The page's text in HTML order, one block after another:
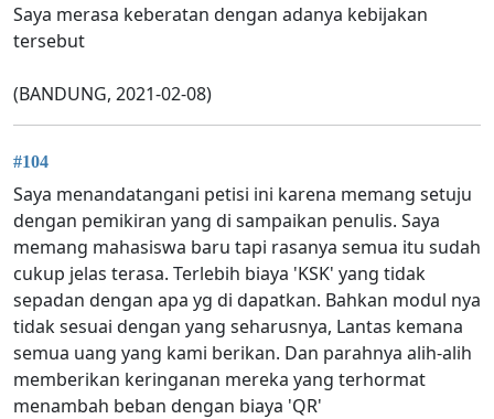
Saya merasa keberatan dengan adanya kebijakan
tersebut
(BANDUNG, 2021-02-08)
#104
Saya menandatangani petisi ini karena memang setuju
dengan pemikiran yang di sampaikan penulis. Saya
memang mahasiswa baru tapi rasanya semua itu sudah
cukup jelas terasa. Terlebih biaya 'KSK' yang tidak
sepadan dengan apa yg di dapatkan. Bahkan modul nya
tidak sesuai dengan yang seharusnya, Lantas kemana
semua uang yang kami berikan. Dan parahnya alih-alih
memberikan keringanan mereka yang terhormat
menambah beban dengan biaya 'QR'